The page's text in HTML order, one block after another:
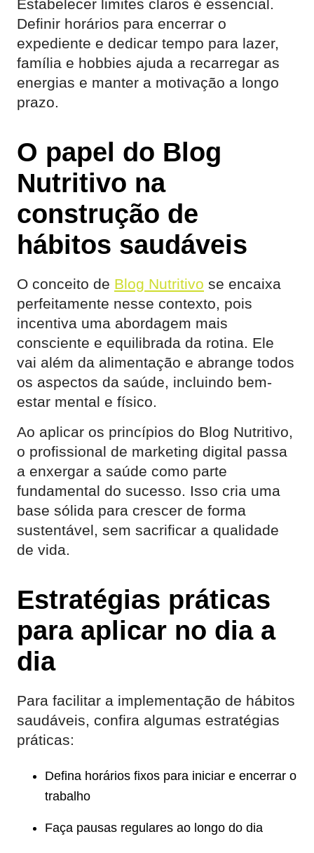
Estabelecer limites claros é essencial.
Definir horários para encerrar o
expediente e dedicar tempo para lazer,
família e hobbies ajuda a recarregar as
energias e manter a motivação a longo
prazo.
O papel do Blog
Nutritivo na
construção de
hábitos saudáveis
O conceito de Blog Nutritivo se encaixa
perfeitamente nesse contexto, pois
incentiva uma abordagem mais
consciente e equilibrada da rotina. Ele
vai além da alimentação e abrange todos
os aspectos da saúde, incluindo bem-
estar mental e físico.
Ao aplicar os princípios do Blog Nutritivo,
o profissional de marketing digital passa
a enxergar a saúde como parte
fundamental do sucesso. Isso cria uma
base sólida para crescer de forma
sustentável, sem sacrificar a qualidade
de vida.
Estratégias práticas
para aplicar no dia a
dia
Para facilitar a implementação de hábitos
saudáveis, confira algumas estratégias
práticas:
Defina horários fixos para iniciar e encerrar o
trabalho
Faça pausas regulares ao longo do dia